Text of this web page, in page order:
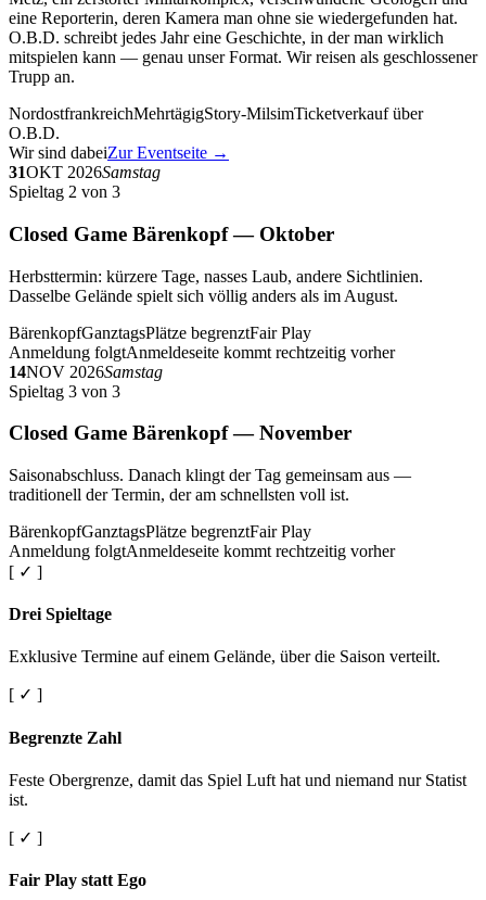
eine Reporterin, deren Kamera man ohne sie wiedergefunden hat.
O.B.D. schreibt jedes Jahr eine Geschichte, in der man wirklich
mitspielen kann — genau unser Format. Wir reisen als geschlossener
Trupp an.
NordostfrankreichMehrtägigStory-MilsimTicketverkauf über
O.B.D.
Wir sind dabeiZur Eventseite →
31OKT 2026Samstag
Spieltag 2 von 3
Closed Game Bärenkopf — Oktober
Herbsttermin: kürzere Tage, nasses Laub, andere Sichtlinien.
Dasselbe Gelände spielt sich völlig anders als im August.
BärenkopfGanztagsPlätze begrenztFair Play
Anmeldung folgtAnmeldeseite kommt rechtzeitig vorher
14NOV 2026Samstag
Spieltag 3 von 3
Closed Game Bärenkopf — November
Saisonabschluss. Danach klingt der Tag gemeinsam aus —
traditionell der Termin, der am schnellsten voll ist.
BärenkopfGanztagsPlätze begrenztFair Play
Anmeldung folgtAnmeldeseite kommt rechtzeitig vorher
[ ✓ ]
Drei Spieltage
Exklusive Termine auf einem Gelände, über die Saison verteilt.
[ ✓ ]
Begrenzte Zahl
Feste Obergrenze, damit das Spiel Luft hat und niemand nur Statist
ist.
[ ✓ ]
Fair Play statt Ego